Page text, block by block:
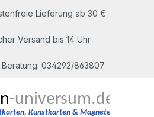
Lieferung ab 30 €
Versand bis 14 Uhr
034292/863807